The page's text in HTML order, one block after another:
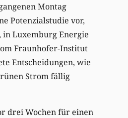
Montag
Potenzialstudie vor,
Luxemburg Energie
Fraunhofer-Institut
Entscheidungen, wie
Strom fällig
drei Wochen für einen